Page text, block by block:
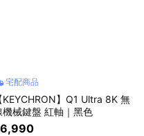
宅配商品
KEYCHRON】Q1 Ultra 8K 無
機械鍵盤 紅軸｜黑色